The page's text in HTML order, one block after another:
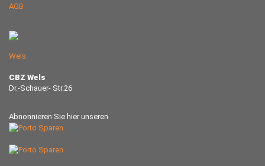
AGB
Wels
CBZ Wels
Dr.-Schauer- Str.26
Abnonnieren Sie hier unseren